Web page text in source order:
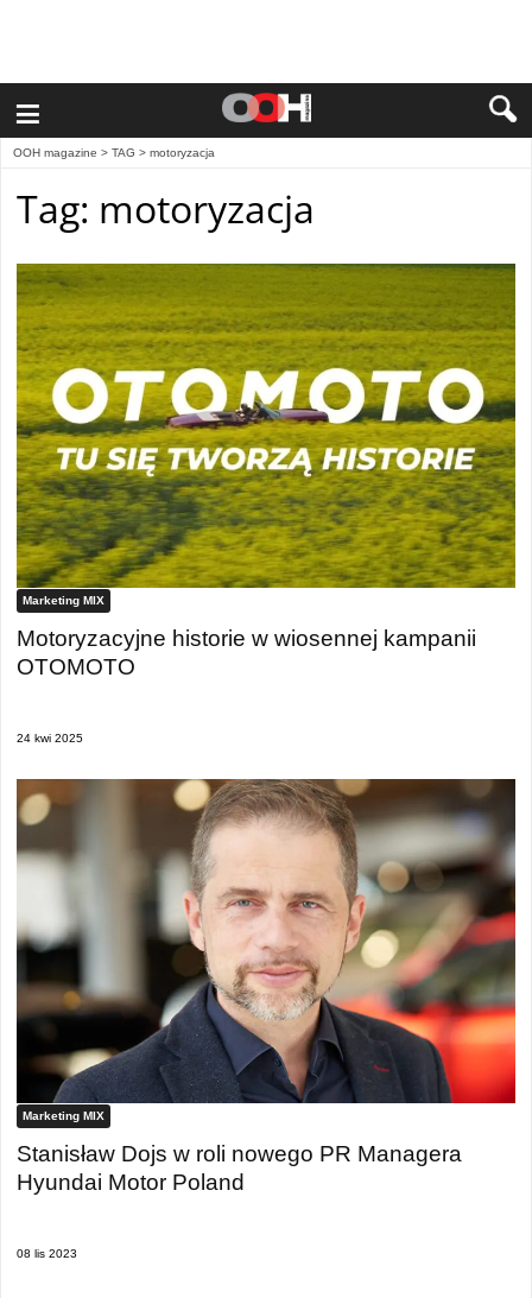
≡
OOH magazine > TAG > motoryzacja
Tag: motoryzacja
Marketing MIX
Motoryzacyjne historie w wiosennej kampanii
OTOMOTO
24 kwi 2025
Marketing MIX
Stanisław Dojs w roli nowego PR Managera
Hyundai Motor Poland
08 lis 2023